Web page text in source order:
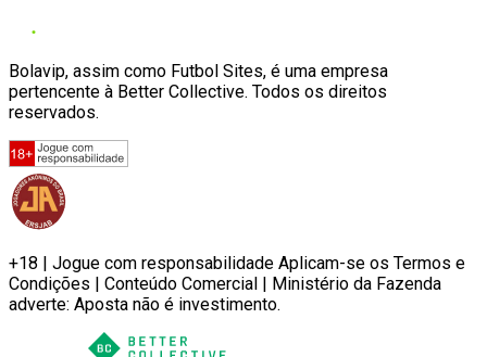
Bolavip, assim como Futbol Sites, é uma empresa
pertencente à Better Collective. Todos os direitos
reservados.
+18 | Jogue com responsabilidade Aplicam-se os Termos e
Condições | Conteúdo Comercial | Ministério da Fazenda
adverte: Aposta não é investimento.